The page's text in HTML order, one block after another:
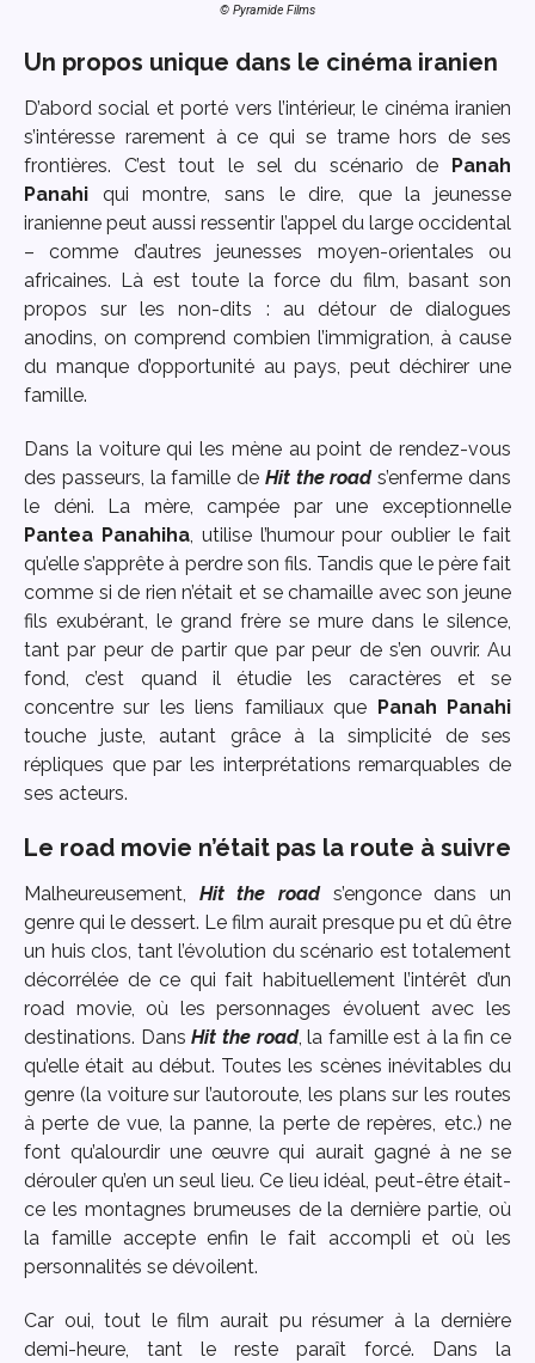
© Pyramide Films
Un propos unique dans le cinéma iranien
D’abord social et porté vers l’intérieur, le cinéma iranien
s’intéresse rarement à ce qui se trame hors de ses
frontières. C’est tout le sel du scénario de
Panah
Panahi qui montre, sans le dire, que la jeunesse
iranienne peut aussi ressentir l’appel du large occidental
– comme d’autres jeunesses moyen-orientales ou
africaines. Là est toute la force du film, basant son
propos sur les non-dits : au détour de dialogues
anodins, on comprend combien l’immigration, à cause
du manque d’opportunité au pays, peut déchirer une
famille.
Dans la voiture qui les mène au point de rendez-vous
des passeurs, la famille de Hit the roads’enferme dans
le déni. La mère, campée par une exceptionnelle
Pantea Panahiha, utilise l’humour pour oublier le fait
qu’elle s’apprête à perdre son fils. Tandis que le père fait
comme si de rien n’était et se chamaille avec son jeune
fils exubérant, le grand frère se mure dans le silence,
tant par peur de partir que par peur de s’en ouvrir. Au
fond, c’est quand il étudie les caractères et se
concentre sur les liens familiaux que Panah Panahi
touche juste, autant grâce à la simplicité de ses
répliques que par les interprétations remarquables de
ses acteurs.
Le road movie n’était pas la route à suivre
Malheureusement, Hit the roads’engonce dans un
genre qui le dessert. Le film aurait presque pu et dû être
un huis clos, tant l’évolution du scénario est totalement
décorrélée de ce qui fait habituellement l’intérêt d’un
road movie, où les personnages évoluent avec les
destinations. DansHit the road, la famille est à la fin ce
qu’elle était au début. Toutes les scènes inévitables du
genre (la voiture sur l’autoroute, les plans sur les routes
à perte de vue, la panne, la perte de repères, etc.) ne
font qu’alourdir une œuvre qui aurait gagné à ne se
dérouler qu’en un seul lieu. Ce lieu idéal, peut-être était-
ce les montagnes brumeuses de la dernière partie, où
la famille accepte enfin le fait accompli et où les
personnalités se dévoilent.
Car oui, tout le film aurait pu résumer à la dernière
demi-heure, tant le reste paraît forcé. Dans la